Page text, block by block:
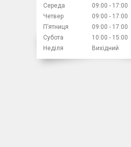
Середа
09:00
17:00
Четвер
09:00
17:00
Пʼятниця
09:00
17:00
Субота
10:00
15:00
Неділя
Вихідний